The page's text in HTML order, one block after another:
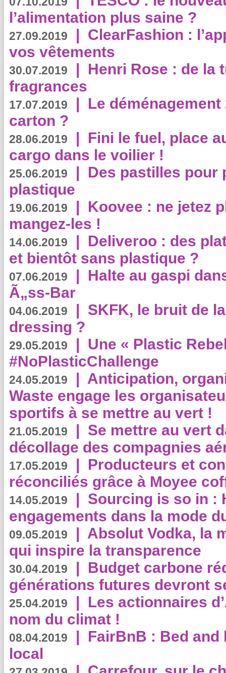
l’alimentation plus saine ?
27.09.2019 | ClearFashion :
vos vêtements
30.07.2019 | Henri Rose : de la
fragrances
17.07.2019 | Le
carton ?
28.06.2019 | Fini le fuel, place
cargo dans le voilier !
25.06.2019 | Des pastilles pour
plastique
19.06.2019 | Koovee : ne jetez
mangez-les !
14.06.2019 | Deliveroo : des
et bientôt sans plastique ?
07.06.2019 | Halte au gaspi
Ã„ss-Bar
04.06.2019 | SKFK, le bruit de
dressing ?
29.05.2019 | Une « Plastic
#NoPlasticChallenge
24.05.2019 | Anticipation,
Waste engage les
sportifs à se mettre au vert !
21.05.2019 | Se mettre au vert
décollage des compagnies
17.05.2019 | Producteurs et
réconciliés grâce à Moyee
14.05.2019 | Sourcing is so in :
engagements dans la mode
09.05.2019 | Absolut Vodka, la
qui inspire la transparence
30.04.2019 | Budget carbone
générations futures devront
25.04.2019 | Les actionnaires
nom du climat !
08.04.2019 | FairBnB : Bed
local